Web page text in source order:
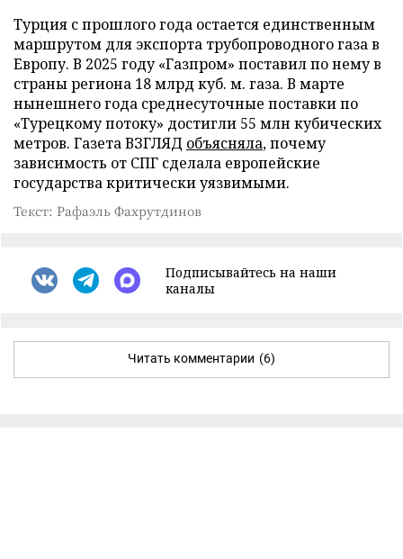
Турция с прошлого года остается единственным
маршрутом для экспорта трубопроводного газа в
Европу. В 2025 году «Газпром» поставил по нему в
страны региона 18 млрд куб. м. газа. В марте
нынешнего года среднесуточные поставки по
«Турецкому потоку» достигли 55 млн кубических
метров. Газета ВЗГЛЯД объясняла, почему
зависимость от СПГ сделала европейские
государства критически уязвимыми.
Текст: Рафаэль Фахрутдинов
Подписывайтесь на наши
каналы
Читать комментарии (6)